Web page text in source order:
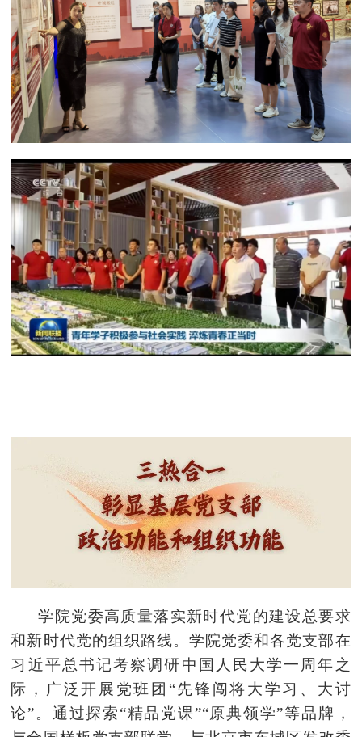
学院党委高质量落实新时代党的建设总要求
和新时代党的组织路线。学院党委和各党支部在
习近平总书记考察调研中国人民大学一周年之
际，广泛开展党班团 “先锋闯将大学习、大讨
论”。通过探索“精品党课”“原典领学”等品牌，